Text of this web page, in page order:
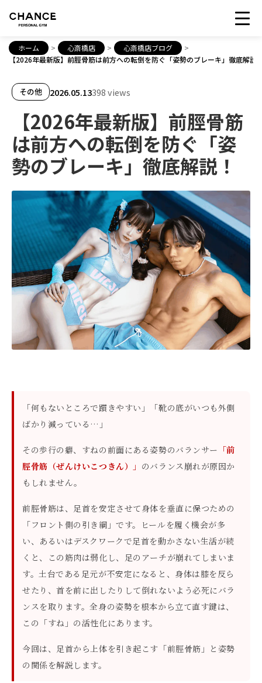
ホーム > 心斎橋店 > 心斎橋店ブログ
>
【2026年最新版】前脛骨筋は前方への転倒を防ぐ「姿勢のブレーキ」徹底解説
その他 2026.05.13398 views
【2026年最新版】前脛骨筋
は前方への転倒を防ぐ「姿
勢のブレーキ」徹底解説！
「何もないところで躓きやすい」「靴の底がいつも外側
ばかり減っている…」
その歩行の癖、すねの前面にある姿勢のバランサー 「前
脛骨筋（ぜんけいこつきん）」 のバランス崩れが原因か
もしれません。
前脛骨筋は、足首を安定させて身体を垂直に保つための
「フロント側の引き綱」です。ヒールを履く機会が多
い、あるいはデスクワークで足首を動かさない生活が続
くと、この筋肉は弱化し、足のアーチが崩れてしまいま
す。土台である足元が不安定になると、身体は膝を反ら
せたり、首を前に出したりして倒れないよう必死にバラ
ンスを取ります。全身の姿勢を根本から立て直す鍵は、
この「すね」の活性化にあります。
今回は、足首から上体を引き起こす「前脛骨筋」と姿勢
の関係を解説します。